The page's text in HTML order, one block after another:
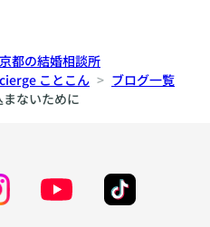
都の結婚相談所
ことこん
ブログ一覧
ないために